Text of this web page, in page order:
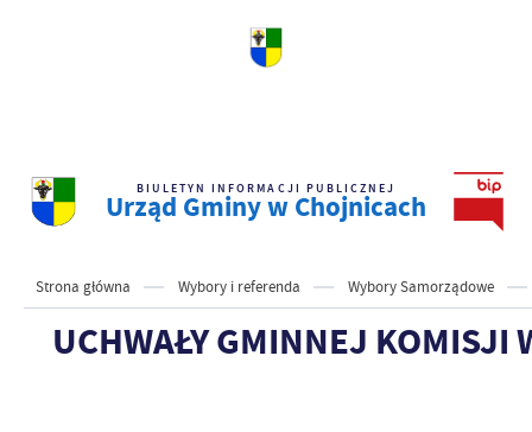
BIULETYN INFORMACJI PUBLICZNEJ
Urząd Gminy w Chojnicach
Strona główna Wybory i referenda Wybory Samorządowe
UCHWAŁY GMINNEJ KOMISJI